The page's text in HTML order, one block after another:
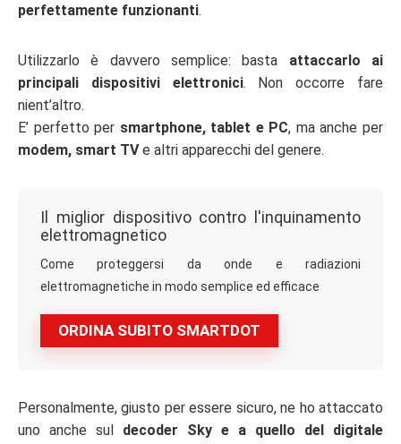
perfettamente funzionanti.
Utilizzarlo è davvero semplice: basta attaccarlo ai
principali dispositivi elettronici. Non occorre fare
nient’altro.
E’ perfetto per smartphone, tablet e PC, ma anche per
modem, smart TVe altri apparecchi del genere.
ORDINA SUBITO SMARTDOT
Il miglior dispositivo contro l'inquinamento
elettromagnetico
Come proteggersi da onde e radiazioni
elettromagnetiche in modo semplice ed efficace
Personalmente, giusto per essere sicuro, ne ho attaccato
uno anche sul decoder Sky e a quello del digitale